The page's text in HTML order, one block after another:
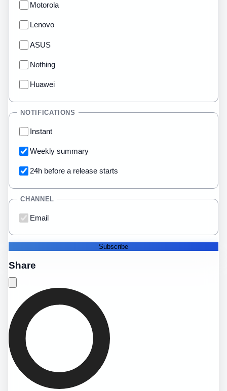
Motorola
Lenovo
ASUS
Nothing
Huawei
NOTIFICATIONS
Instant
Weekly summary
24h before a release starts
CHANNEL
Email
Subscribe
Share